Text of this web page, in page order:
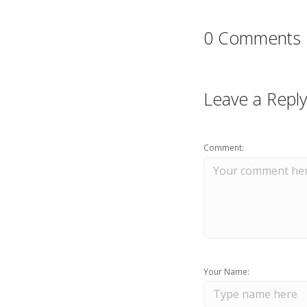
0 Comments
Leave a Reply
Comment:
Your Name: